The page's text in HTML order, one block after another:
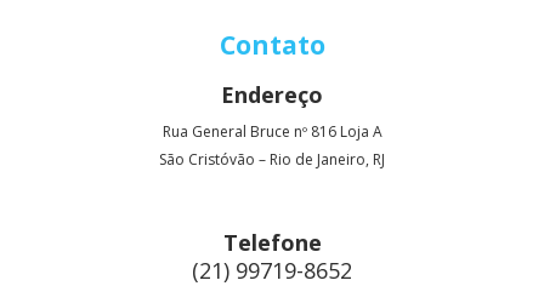
Contato
Endereço
Rua General Bruce nº 816 Loja A
São Cristóvão – Rio de Janeiro, RJ
Telefone
(21) 99719-8652